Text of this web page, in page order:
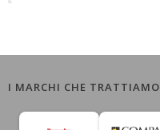
I MARCHI CHE TRATTIAMO